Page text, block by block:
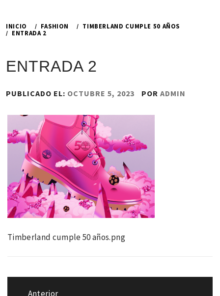
INICIO FASHION
TIMBERLAND CUMPLE 50 AÑOS
ENTRADA 2
ENTRADA 2
PUBLICADO EL: OCTUBRE 5, 2023 POR ADMIN
Timberland cumple 50 años.png
Navegación
Anterior